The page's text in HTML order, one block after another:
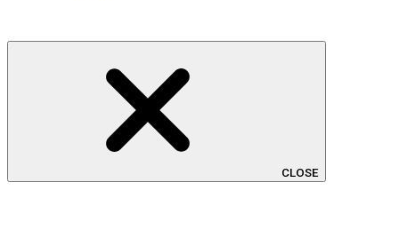
CLOSE